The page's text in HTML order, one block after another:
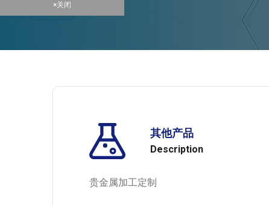
其他产品
Description
贵金属加工定制
×关闭